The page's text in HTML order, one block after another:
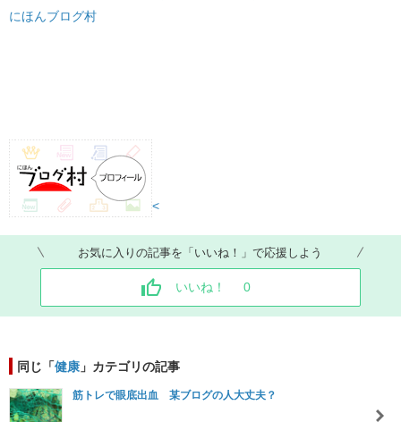
にほんブログ村
<
お気に入りの記事を「いいね！」で応援しよう
いいね！ 0
同じ「健康 」カテゴリの記事
筋トレで眼底出血 某ブログの人大丈夫？